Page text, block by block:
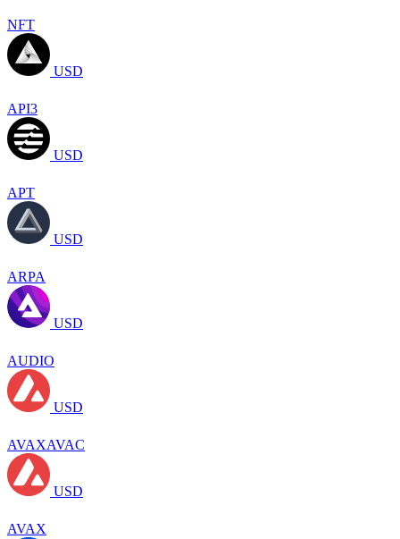
NFT
USD
API3
USD
APT
USD
ARPA
USD
AUDIO
USD
AVAXAVAC
USD
AVAX